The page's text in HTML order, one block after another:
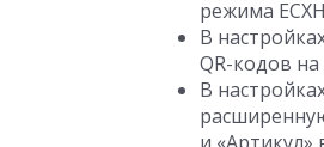
режима
В
QR-кодов
В